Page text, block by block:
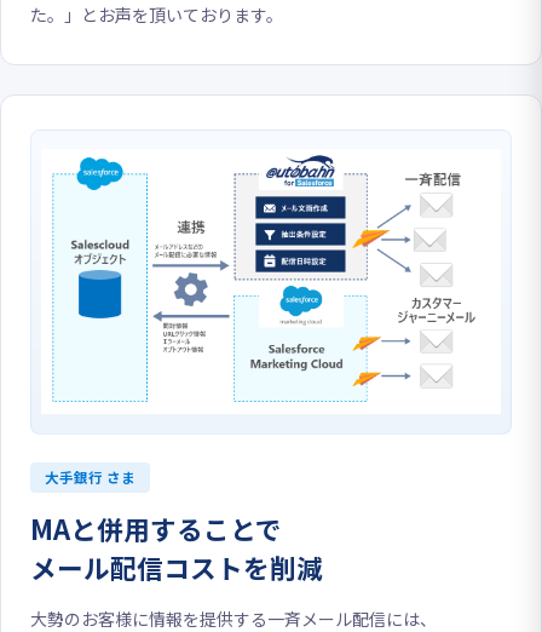
た。」とお声を頂いております。
大手銀行 さま
MAと併用することで
メール配信コストを削減
大勢のお客様に情報を提供する一斉メール配信には、